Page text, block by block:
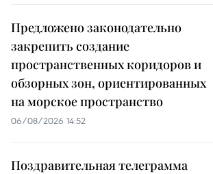
Предложено законодательно
закрепить создание
пространственных коридоров и
обзорных зон, ориентированных
на морское пространство
06/08/2026 14:52
Поздравительная телеграмма